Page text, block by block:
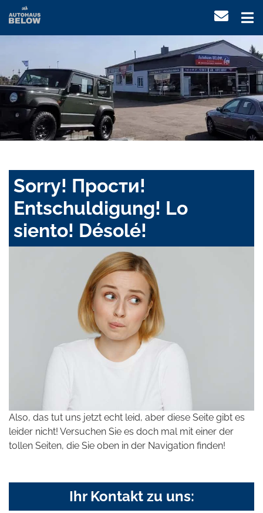
Sorry! Прости!
Entschuldigung! Lo
siento! Désolé!
Also, das tut uns jetzt echt leid, aber diese Seite gibt es
leider nicht! Versuchen Sie es doch mal mit einer der
tollen Seiten, die Sie oben in der Navigation finden!
Ihr Kontakt zu uns: